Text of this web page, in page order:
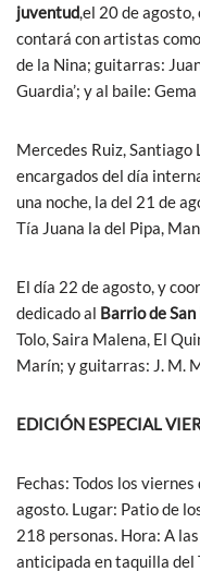
juventud,el 20 de agosto,
contará con artistas
de la Nina; guitarras:
Guardia’; y al baile:
Mercedes Ruiz, Santiago
encargados del día
una noche, la del 21 de
Tía Juana la del Pipa,
El día 22 de agosto, y
dedicado al Barrio de
Tolo, Saira Malena, El
Marín; y guitarras: J. M.
EDICIÓN ESPECIAL
Fechas: Todos los
agosto. Lugar: Patio de
218 personas. Hora: A
anticipada en taquilla